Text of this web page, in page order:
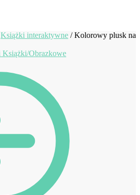
Książki interaktywne /Kolorowy plusk na